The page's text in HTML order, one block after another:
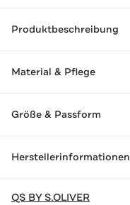
Produktbeschreibung
Material & Pflege
Größe & Passform
Herstellerinformationen
QS BY S.OLIVER